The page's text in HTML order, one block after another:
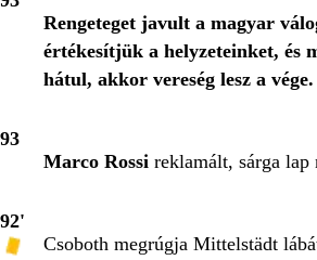
Rengeteget javult a magyar
értékesítjük a helyzeteinket, és
hátul, akkor vereség lesz a vége.
93
Marco Rossi reklamált, sárga lap
92'
Csoboth megrúgja Mittelstädt